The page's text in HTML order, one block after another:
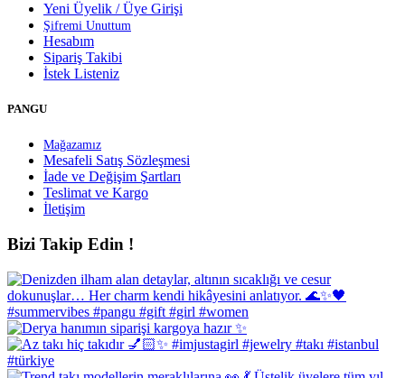
Yeni Üyelik / Üye Girişi
Şifremi Unuttum
Hesabım
Sipariş Takibi
İstek Listeniz
PANGU
Mağazamız
Mesafeli Satış Sözleşmesi
İade ve Değişim Şartları
Teslimat ve Kargo
İletişim
Bizi Takip Edin !